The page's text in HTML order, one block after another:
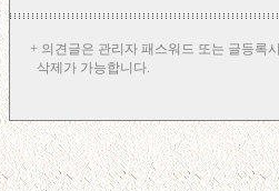
+ 의견글은 관리자 패스워드 또는 글등록
삭제가 가능합니다.